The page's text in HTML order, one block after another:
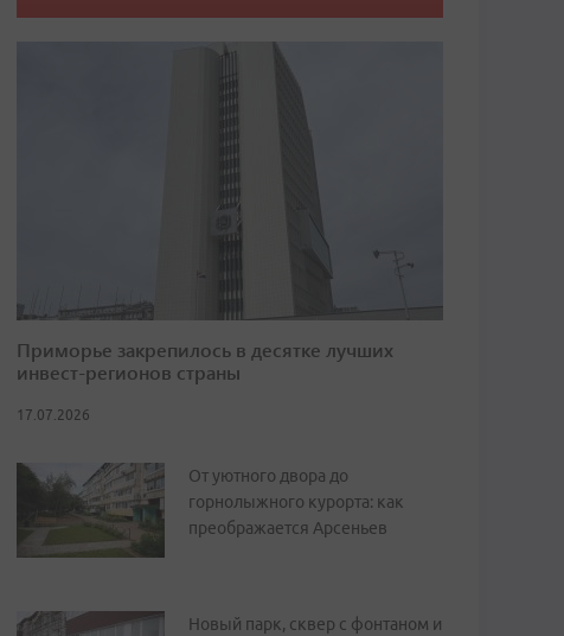
Приморье закрепилось в десятке лучших
инвест-регионов страны
17.07.2026
От уютного двора до
горнолыжного курорта: как
преображается Арсеньев
Новый парк, сквер с фонтаном и